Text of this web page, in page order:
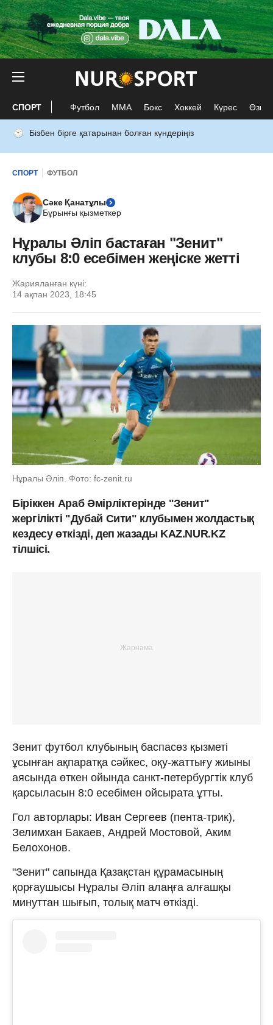
СПОРТ Футбол ММА Бокс Хоккей Күрес Өзге
Бізбен бірге қатарынан болған күндеріңіз
СПОРТ ФУТБОЛ
Сәке Қанатұлы
Бұрынғы қызметкер
Нұралы Әліп бастаған "Зенит"
клубы 8:0 есебімен жеңіске жетті
Жарияланған күні:
14 ақпан 2023, 18:45
Нұралы Әліп. Фото: fc-zenit.ru
Біріккен Араб Әмірліктерінде "Зенит"
жергілікті "Дубай Сити" клубымен жолдастық
кездесу өткізді, деп жазады KAZ.NUR.KZ
тілшісі.
Зенит футбол клубының баспасөз қызметі
ұсынған ақпаратқа сәйкес, оқу-жаттығу жиыны
аясында өткен ойында санкт-петербургтік клуб
қарсыласын 8:0 есебімен ойсырата ұтты.
Гол авторлары: Иван Сергеев (пента-трик),
Зелимхан Бакаев, Андрей Мостовой, Аким
Белохонов.
"Зенит" сапында Қазақстан құрамасының
қорғаушысы Нұралы Әліп алаңға алғашқы
минуттан шығып, толық матч өткізді.